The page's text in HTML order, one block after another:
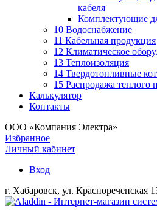
кабеля
Комплектующие
10 Водоснабжение
11 Кабельная продукция
12 Климатическое
13 Теплоизоляция
14 Твердотопливные
15 Распродажа теплого
Калькулятор
Контакты
ООО «Компания Электра»
Избранное
Личный кабинет
Вход
г. Хабаровск, ул. Краснореченская